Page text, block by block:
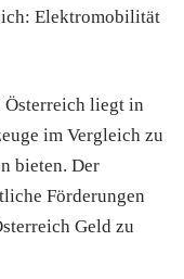
Elektromobilität
liegt in
im Vergleich zu
bieten. Der
Förderungen
Geld zu